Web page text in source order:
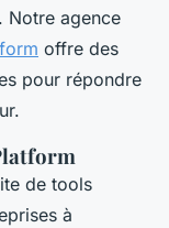
Notre agence
offre des
pour répondre
de tools
à